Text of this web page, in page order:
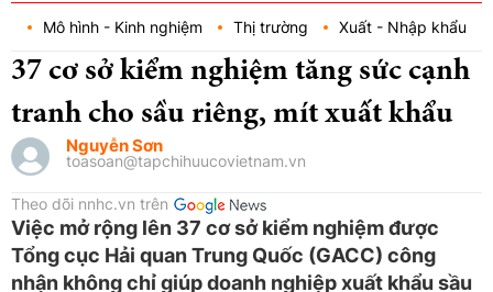
Mô hình - Kinh nghiệm Thị trường Xuất - Nhập khẩu
37 cơ sở kiểm nghiệm tăng sức cạnh
tranh cho sầu riêng, mít xuất khẩu
Nguyễn Sơn
toasoan@tapchihuucovietnam.vn
Theo dõi nnhc.vn trên
Việc mở rộng lên 37 cơ sở kiểm nghiệm được
Tổng cục Hải quan Trung Quốc (GACC) công
nhận không chỉ giúp doanh nghiệp xuất khẩu sầu